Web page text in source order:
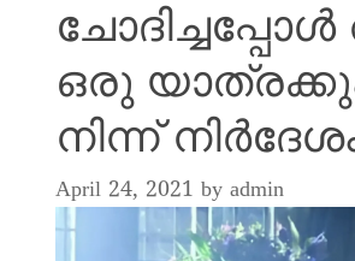
ഒരു
നിന്ന്
April 24, 2021 by admin